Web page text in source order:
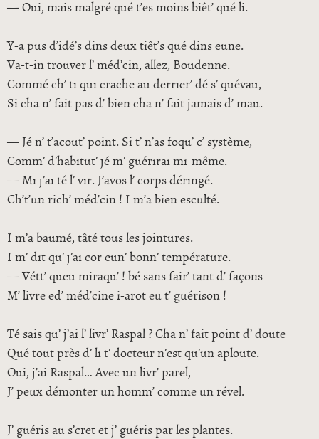
— Oui, mais malgré qué t’es moins biêt’ qué li.
Y-a pus d’idé’s dins deux tiêt’s qué dins eune.
Va-t-in trouver l’ méd’cin, allez, Boudenne.
Commé ch’ ti qui crache au derrier’ dé s’ quévau,
Si cha n’ fait pas d’ bien cha n’ fait jamais d’ mau.
— Jé n’ t’acout’ point. Si t’ n’as foqu’ c’ système,
Comm’ d’habitut’ jé m’ guérirai mi-même.
— Mi j’ai té l’ vir. J’avos l’ corps déringé.
Ch’t’un rich’ méd’cin ! I m’a bien esculté.
I m’a baumé, tâté tous les jointures.
I m’ dit qu’ j’ai cor eun’ bonn’ température.
— Vétt’ queu miraqu’ ! bé sans fair’ tant d’ façons
M’ livre ed’ méd’cine i-arot eu t’ guérison !
Té sais qu’ j’ai l’ livr’ Raspal ? Cha n’ fait point d’ doute
Qué tout près d’ li t’ docteur n’est qu’un aploute.
Oui, j’ai Raspal… Avec un livr’ parel,
J’ peux démonter un homm’ comme un rével.
J’ guéris au s’cret et j’ guéris par les plantes.